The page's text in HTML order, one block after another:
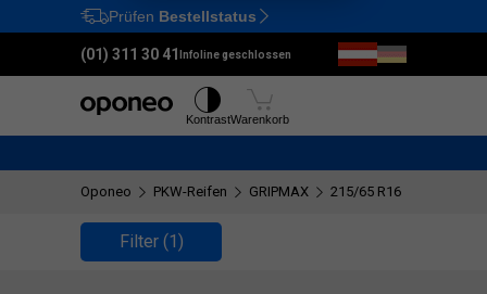
M
Prüfen Bestellstatus
(01) 311 30 41 Infoline geschlossen
KontrastWarenkorb
Oponeo PKW-Reifen GRIPMAX 215/65 R16
Filter (1)